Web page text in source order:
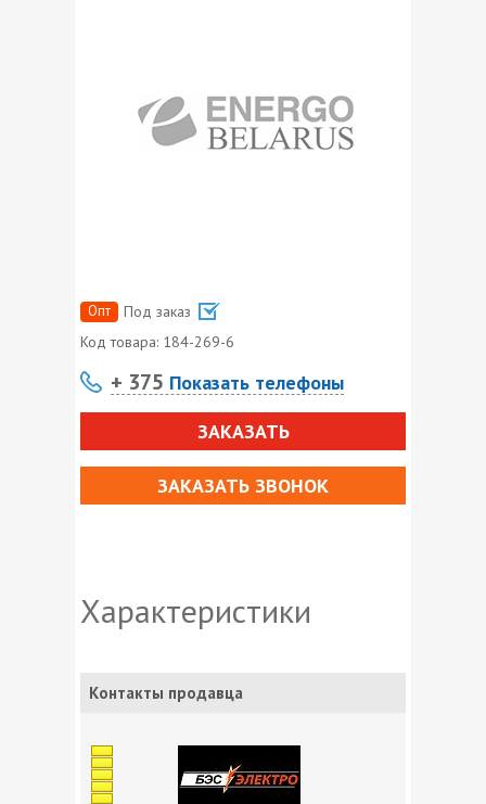
Опт
Под заказ
Код товара: 184-269-6
+ 375 Показать телефоны
ЗАКАЗАТЬ
ЗАКАЗАТЬ ЗВОНОК
Характеристики
Контакты продавца